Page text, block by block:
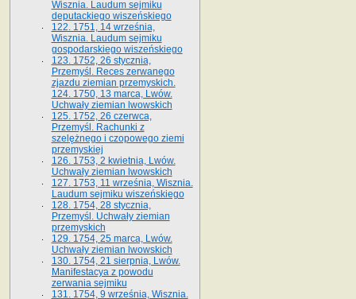
Wisznia. Laudum sejmiku
deputackiego wiszeńskiego
122. 1751, 14 września,
Wisznia. Laudum sejmiku
gospodarskiego wiszeńskiego
123. 1752, 26 stycznia,
Przemyśl. Reces zerwanego
zjazdu ziemian przemyskich.
124. 1750, 13 marca, Lwów.
Uchwały ziemian lwowskich
125. 1752, 26 czerwca,
Przemyśl. Rachunki z
szelężnego i czopowego ziemi
przemyskiej
126. 1753, 2 kwietnia, Lwów.
Uchwały ziemian lwowskich
127. 1753, 11 września, Wisznia.
Laudum sejmiku wiszeńskiego
128. 1754, 28 stycznia,
Przemyśl. Uchwały ziemian
przemyskich
129. 1754, 25 marca, Lwów.
Uchwały ziemian lwowskich
130. 1754, 21 sierpnia, Lwów.
Manifestacya z powodu
zerwania sejmiku
131. 1754, 9 września, Wisznia.